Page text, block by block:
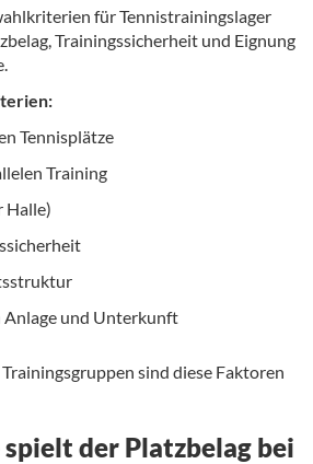
für Tennistrainingslager
Trainingssicherheit und Eignung
Tennisplätze
Training
Halle)
Anlage und Unterkunft
sind diese Faktoren
der Platzbelag bei